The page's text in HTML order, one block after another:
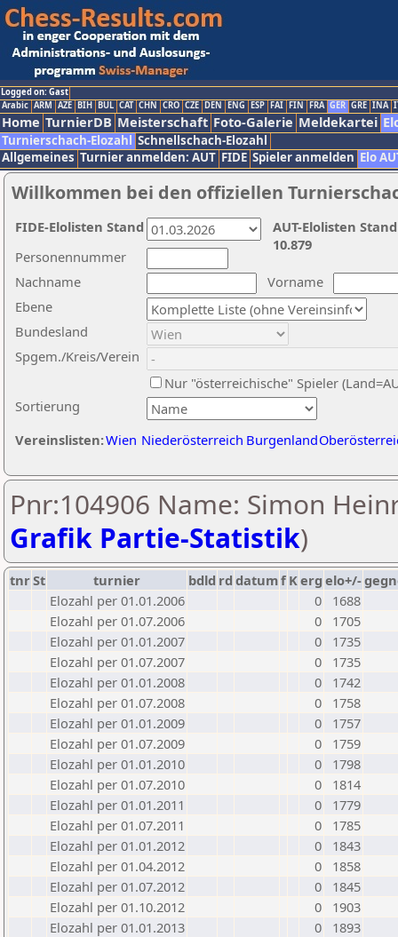
Logged on: Gast
Arabic ARM AZE BIH BUL CAT CHN CRO CZE DEN ENG ESP FAI FIN FRA GER GRE INA
Home TurnierDB Meisterschaft Foto-Galerie Meldekartei
Turnierschach-Elozahl Schnellschach-Elozahl
Allgemeines Turnier anmelden: AUT FIDE Spieler anmelden Elo
Willkommen bei den offiziellen
Nachname
Vorname
Ebene
Sortierung
Personennummer
Bundesland
Spgem./Kreis/Verein
Nur "österreichische" Spieler
Vereinslisten:Wien Niederösterreich Burgenland
AUT-Elolisten
10.879
FIDE-Elolisten Stand
Pnr:104906 Name: Simon
Grafik Partie-Statistik)
tnrSt turnier bdld rd datumf Kerg elo+/-
Elozahl per 01.01.2006
0
1688
Elozahl per 01.07.2006
0
1705
Elozahl per 01.01.2007
0
1735
Elozahl per 01.07.2007
0
1735
Elozahl per 01.01.2008
0
1742
Elozahl per 01.07.2008
0
1758
Elozahl per 01.01.2009
0
1757
Elozahl per 01.07.2009
0
1759
Elozahl per 01.01.2010
0
1798
Elozahl per 01.07.2010
0
1814
Elozahl per 01.01.2011
0
1779
Elozahl per 01.07.2011
0
1785
Elozahl per 01.01.2012
0
1843
Elozahl per 01.04.2012
0
1858
Elozahl per 01.07.2012
0
1845
Elozahl per 01.10.2012
0
1903
Elozahl per 01.01.2013
0
1893